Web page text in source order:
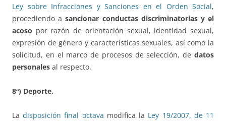
Ley sobre Infracciones y Sanciones en el Orden Social,
procediendo asancionar conductas discriminatorias y el
acoso por razón de orientación sexual, identidad sexual,
expresión de género y características sexuales, así como la
solicitud, en el marco de procesos de selección, de datos
personales al respecto.
8ª) Deporte.
Ladisposición final octava modifica la Ley 19/2007, de 11